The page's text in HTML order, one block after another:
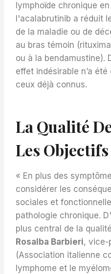
lymphoïde chronique
l'acalabrutinib a réduit
de la maladie ou de
au bras témoin
ou à la bendamustine).
effet indésirable n’a
ceux déjà connus.
La Qualité
Les
« En plus des
considérer les
sociales et
pathologie chronique.
plus central de la
Rosalba Barbieri, vice-
(Association italienne
lymphome et le